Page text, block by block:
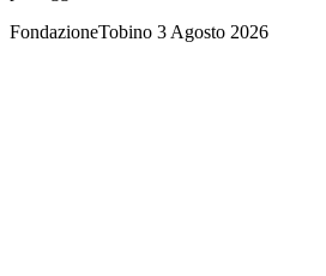
FondazioneTobino 3 Agosto 2026